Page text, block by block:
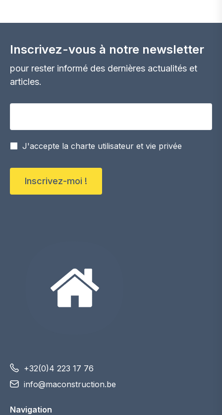
Inscrivez-vous à notre newsletter
pour rester informé des dernières actualités et
articles.
J'accepte la charte utilisateur et vie privée
Inscrivez-moi !
+32(0)4 223 17 76
info@maconstruction.be
Navigation